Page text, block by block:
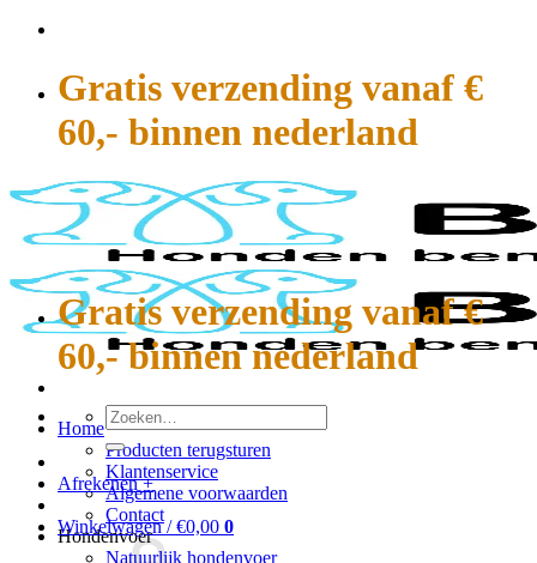
Gratis verzending vanaf €
60,- binnen nederland
Home
Producten terugsturen
Klantenservice
Algemene voorwaarden
Contact
Hondenvoer
Natuurlijk hondenvoer
Gratis verzending vanaf €
60,- binnen nederland
Zoeken
naar:
Afrekenen +
Winkelwagen /€0,00 0